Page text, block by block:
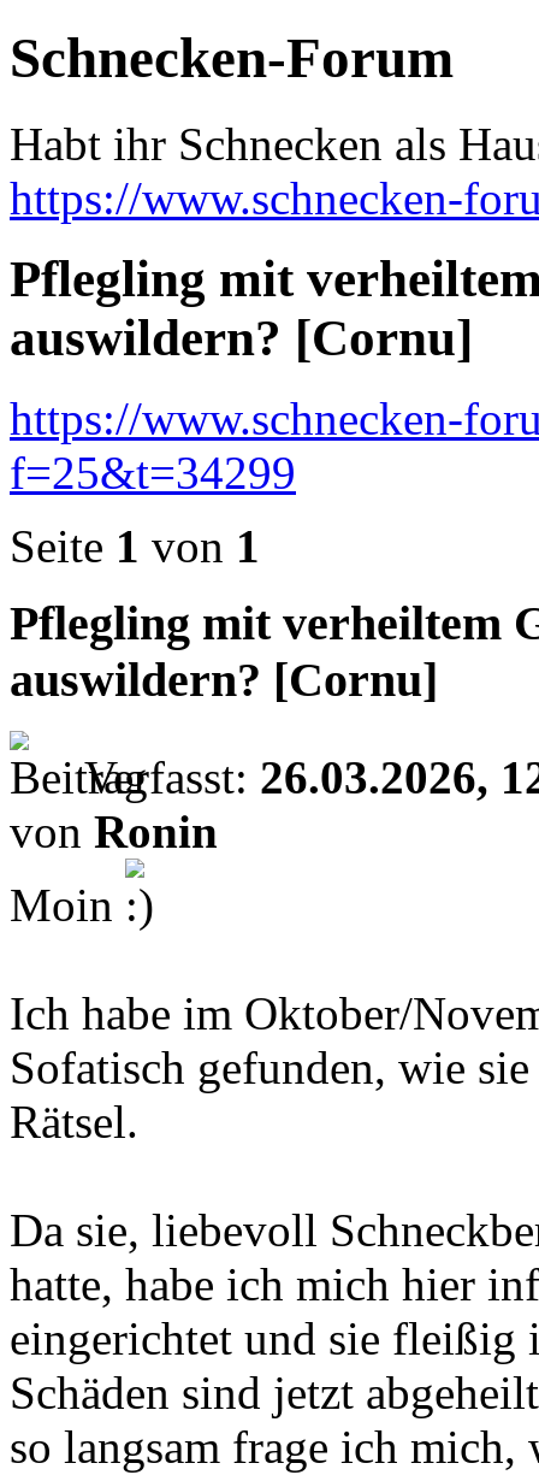
Schnecken-Forum
Habt ihr Schnecken als
https://www.schnecken-
Pflegling mit
auswildern? [Cornu]
https://www.schnecken-
f=25&t=34299
Seite 1 von 1
Pflegling mit verheiltem
auswildern? [Cornu]
Verfasst: 26.03.2026,
von Ronin
Moin
Ich habe im Oktober/
Sofatisch gefunden, wie
Rätsel.
Da sie, liebevoll
hatte, habe ich mich hier
eingerichtet und sie fleißig
Schäden sind jetzt
so langsam frage ich mich,